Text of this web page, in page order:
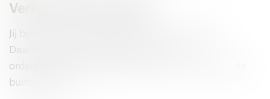
Verkoper Binnendienst
Jij bent hét aanspreekpunt voor onze klanten.
Daarnaast ben je de schakel tussen
orderafhandeling, logistiek en jouw collega van de
buitendienst.